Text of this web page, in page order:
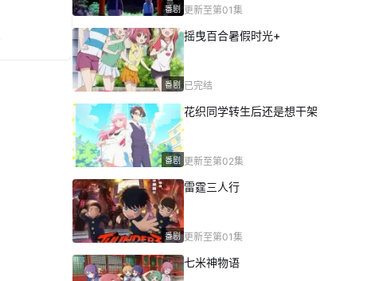
番剧 更新至第01集
番剧
摇曳百合暑假时光+
已完结
番剧
花织同学转生后还是想干架
更新至第02集
番剧
雷霆三人行
更新至第01集
七米神物语